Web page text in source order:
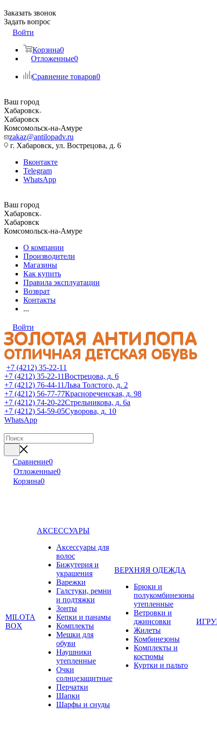
Заказать звонок
Задать вопрос
Войти
Корзина0
Отложенные0
Сравнение товаров0
Ваш город
Хабаровск
Хабаровск
Комсомольск-на-Амуре
zakaz@antilopadv.ru
г. Хабаровск, ул. Вострецова, д. 6
Вконтакте
Telegram
WhatsApp
Ваш город
Хабаровск
Хабаровск
Комсомольск-на-Амуре
О компании
Производители
Магазины
Как купить
Правила эксплуатации
Возврат
Контакты
...
Войти
+7 (4212) 35-22-11
+7 (4212) 35-22-11Вострецова, д. 6
+7 (4212) 76-44-11Льва Толстого, д. 2
+7 (4212) 56-77-77Краснореченская, д. 98
+7 (4212) 74-20-22Стрельникова, д. 6а
+7 (4212) 54-59-05Суворова, д. 10
WhatsApp
Сравнение0
Отложенные0
Корзина0
MILOTA
BOX
АКСЕССУАРЫ
Аксессуары для
волос
Бижутерия и
украшения
Варежки
Галстуки, ремни
и подтяжки
Зонты
Кепки и панамы
Комплекты
Мешки для
обуви
Наушники
утепленные
Очки
солнцезащитные
Перчатки
Шапки
Шарфы и снуды
ВЕРХНЯЯ ОДЕЖДА
Брюки и
полукомбинезоны
утепленные
Ветровки и
джинсовки
Жилеты
Комбинезоны
Комплекты и
костюмы
Куртки и пальто